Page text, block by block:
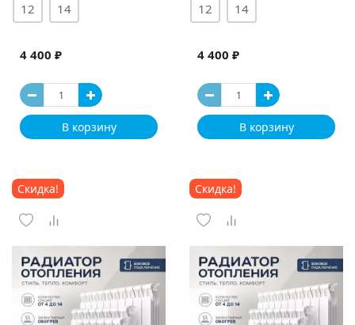
12 14
4 400 ₽
В корзину
12 14
4 400 ₽
В корзину
Скидка! Скидка!